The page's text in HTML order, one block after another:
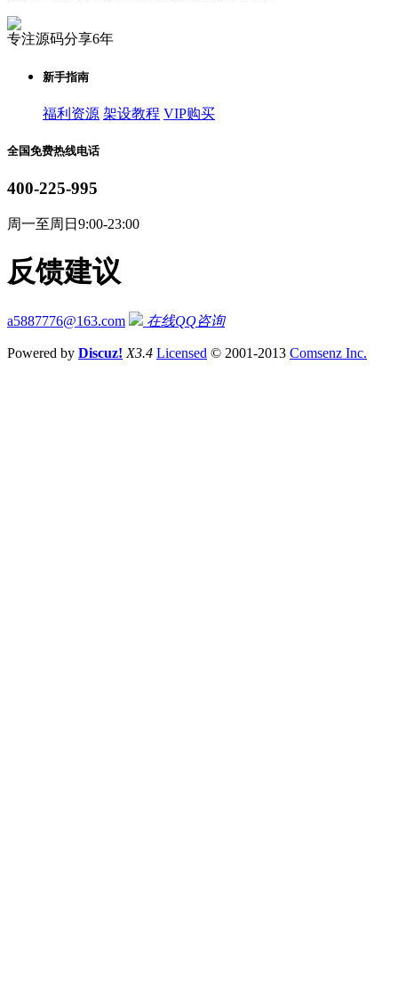
专注源码分享6年
新手指南
福利资源 架设教程 VIP购买
全国免费热线电话
400-225-995
周一至周日9:00-23:00
反馈建议
a5887776@163.com 在线QQ咨询
Powered by Discuz! X3.4 Licensed © 2001-2013 Comsenz Inc.